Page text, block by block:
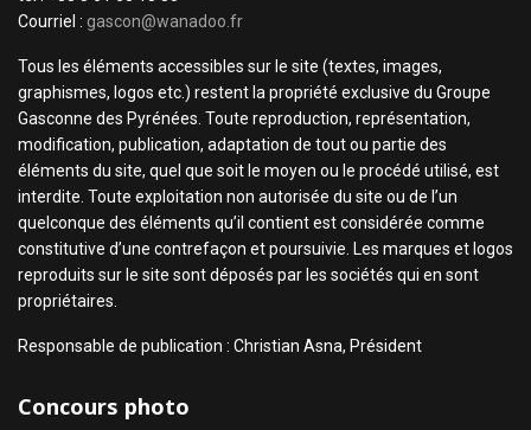
Courriel : gascon@wanadoo.fr
Tous les éléments accessibles sur le site (textes, images,
graphismes, logos etc.) restent la propriété exclusive du Groupe
Gasconne des Pyrénées. Toute reproduction, représentation,
modification, publication, adaptation de tout ou partie des
éléments du site, quel que soit le moyen ou le procédé utilisé, est
interdite. Toute exploitation non autorisée du site ou de l’un
quelconque des éléments qu’il contient est considérée comme
constitutive d’une contrefaçon et poursuivie. Les marques et logos
reproduits sur le site sont déposés par les sociétés qui en sont
propriétaires.
Responsable de publication : Christian Asna, Président
Concours photo